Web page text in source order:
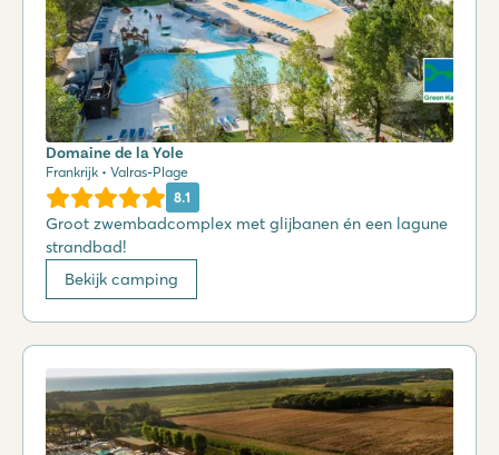
Domaine de la Yole
Frankrijk • Valras-Plage
8.1
Groot zwembadcomplex met glijbanen én een lagune
strandbad!
Bekijk camping